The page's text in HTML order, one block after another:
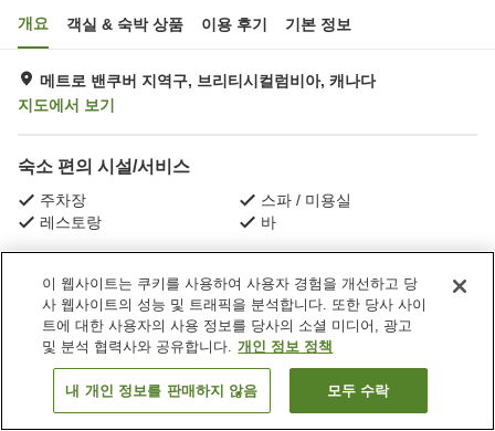
개요 객실 & 숙박 상품 이용 후기 기본 정보
메트로 밴쿠버 지역구, 브리티시컬럼비아, 캐나다
지도에서 보기
숙소 편의 시설/서비스
주차장
스파 / 미용실
레스토랑
바
캐나다 브리티시컬럼비아
메트로 밴쿠버 지역구
로즈우드 호텔 조지아
객실 보기
이 웹사이트는 쿠키를 사용하여 사용자 경험을 개선하고 당
사 웹사이트의 성능 및 트래픽을 분석합니다. 또한 당사 사이
트에 대한 사용자의 사용 정보를 당사의 소셜 미디어, 광고
및 분석 협력사와 공유합니다. 개인 정보 정책
내 개인 정보를 판매하지 않음 모두 수락